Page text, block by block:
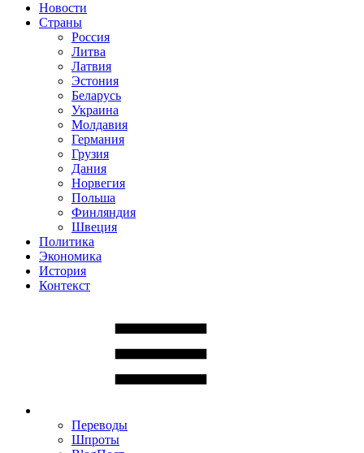
Новости
Страны
Россия
Литва
Латвия
Эстония
Беларусь
Украина
Молдавия
Германия
Грузия
Дания
Норвегия
Польша
Финляндия
Швеция
Политика
Экономика
История
Контекст
Переводы
Шпроты